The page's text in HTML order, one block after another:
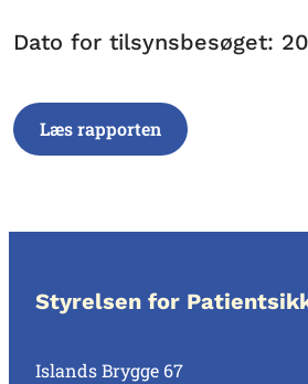
Dato for tilsynsbesøget:
Læs rapporten
Styrelsen for
Islands Brygge 67